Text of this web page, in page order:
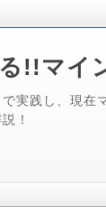
!!マイ
実践し、現在
！